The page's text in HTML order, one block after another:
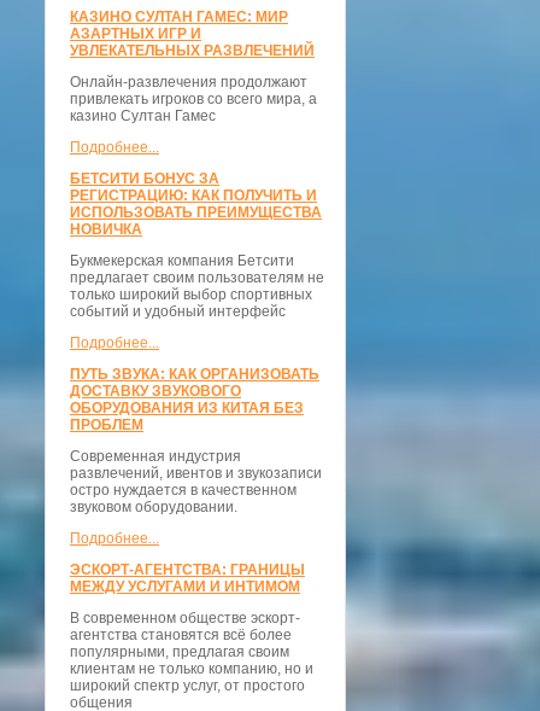
КАЗИНО СУЛТАН ГАМЕС: МИР
АЗАРТНЫХ ИГР И
УВЛЕКАТЕЛЬНЫХ РАЗВЛЕЧЕНИЙ
Онлайн-развлечения продолжают
привлекать игроков со всего мира, а
казино Султан Гамес
Подробнее...
БЕТСИТИ БОНУС ЗА
РЕГИСТРАЦИЮ: КАК ПОЛУЧИТЬ И
ИСПОЛЬЗОВАТЬ ПРЕИМУЩЕСТВА
НОВИЧКА
Букмекерская компания Бетсити
предлагает своим пользователям не
только широкий выбор спортивных
событий и удобный интерфейс
Подробнее...
ПУТЬ ЗВУКА: КАК ОРГАНИЗОВАТЬ
ДОСТАВКУ ЗВУКОВОГО
ОБОРУДОВАНИЯ ИЗ КИТАЯ БЕЗ
ПРОБЛЕМ
Современная индустрия
развлечений, ивентов и звукозаписи
остро нуждается в качественном
звуковом оборудовании.
Подробнее...
ЭСКОРТ-АГЕНТСТВА: ГРАНИЦЫ
МЕЖДУ УСЛУГАМИ И ИНТИМОМ
В современном обществе эскорт-
агентства становятся всё более
популярными, предлагая своим
клиентам не только компанию, но и
широкий спектр услуг, от простого
общения